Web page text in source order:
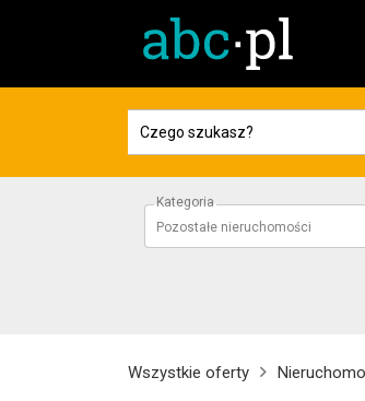
Kategoria
Pozostałe nieruchomości
Wszystkie oferty